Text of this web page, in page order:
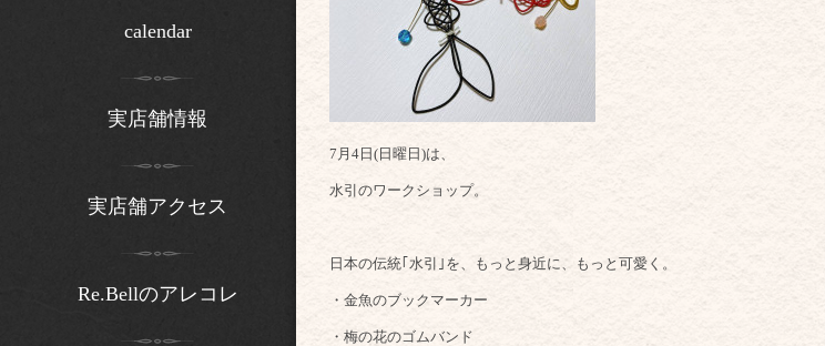
7月4日(日曜日)は、
水引のワークショップ。
日本の伝統｢水引｣を、もっと身近に、もっと可愛く。
・金魚のブックマーカー
・梅の花のゴムバンド
calendar
実店舗情報
実店舗アクセス
Re.Bellのアレコレ